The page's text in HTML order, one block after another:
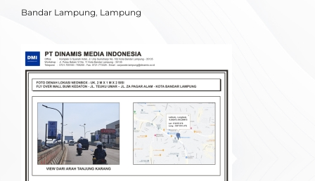
Bandar Lampung Lampung